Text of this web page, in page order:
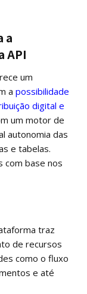
a
API
um
a possibilidade
digital e
um motor de
autonomia das
e tabelas.
com base nos
traz
de recursos
como o fluxo
e até